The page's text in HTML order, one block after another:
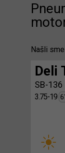
Našli sme
Deli
SB-136
3.75-19